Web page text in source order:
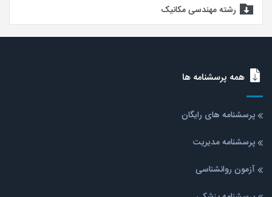
رشته مهندسی مکانیک
همه پرسشنامه ها
پرسشنامه های رایگان
پرسشنامه مدیریت
آزمون روانشناسی